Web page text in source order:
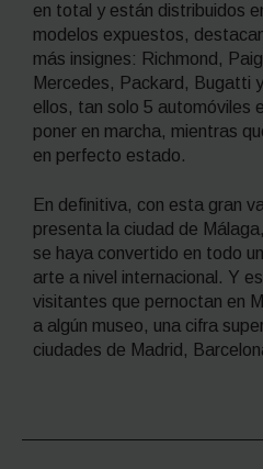
en total y están distribuidos
modelos expuestos,
más insignes: Richmond,
Mercedes, Packard, Bugatti
ellos, tan solo 5 automóviles
poner en marcha, mientras
en perfecto estado.
En definitiva, con esta gran
presenta la ciudad de
se haya convertido en todo
arte a nivel internacional. Y
visitantes que pernoctan en
a algún museo, una cifra
ciudades de Madrid,